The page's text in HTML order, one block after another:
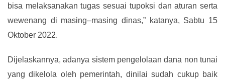
bisa melaksanakan tugas sesuai tupoksi dan aturan serta
wewenang di masing–masing dinas,” katanya, Sabtu 15
Oktober 2022.
Dijelaskannya, adanya sistem pengelolaan dana non tunai
yang dikelola oleh pemerintah, dinilai sudah cukup baik